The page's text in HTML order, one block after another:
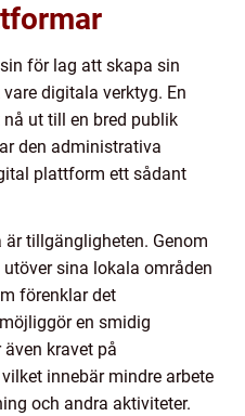
för lag att skapa sin
digitala verktyg. En
ut till en bred publik
den administrativa
plattform ett sådant
tillgängligheten. Genom
sina lokala områden
förenklar det
en smidig
kravet på
innebär mindre arbete
och andra aktiviteter.